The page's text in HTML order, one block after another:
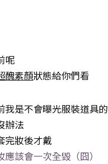
呢
醜素顏狀態給你們看
我是不會曝光服裝道具的
辦法
完妝後才戴
該會一次全毀（囧）